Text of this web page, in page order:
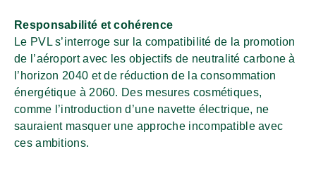
Responsabilité et cohérence
Le PVL s’interroge sur la compatibilité de la promotion
de l’aéroport avec les objectifs de neutralité carbone à
l’horizon 2040 et de réduction de la consommation
énergétique à 2060. Des mesures cosmétiques,
comme l’introduction d’une navette électrique, ne
sauraient masquer une approche incompatible avec
ces ambitions.